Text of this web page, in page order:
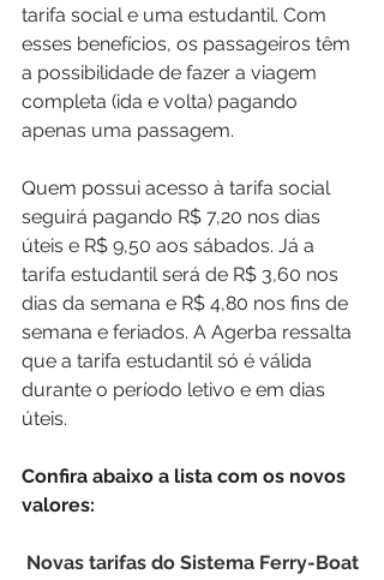
tarifa social e uma estudantil. Com
esses benefícios, os passageiros têm
a possibilidade de fazer a viagem
completa (ida e volta) pagando
apenas uma passagem.
Quem possui acesso à tarifa social
seguirá pagando R$ 7,20 nos dias
úteis e R$ 9,50 aos sábados. Já a
tarifa estudantil será de R$ 3,60 nos
dias da semana e R$ 4,80 nos fins de
semana e feriados. A Agerba ressalta
que a tarifa estudantil só é válida
durante o período letivo e em dias
úteis.
Confira abaixo a lista com os novos
valores:
Novas tarifas do Sistema Ferry-Boat